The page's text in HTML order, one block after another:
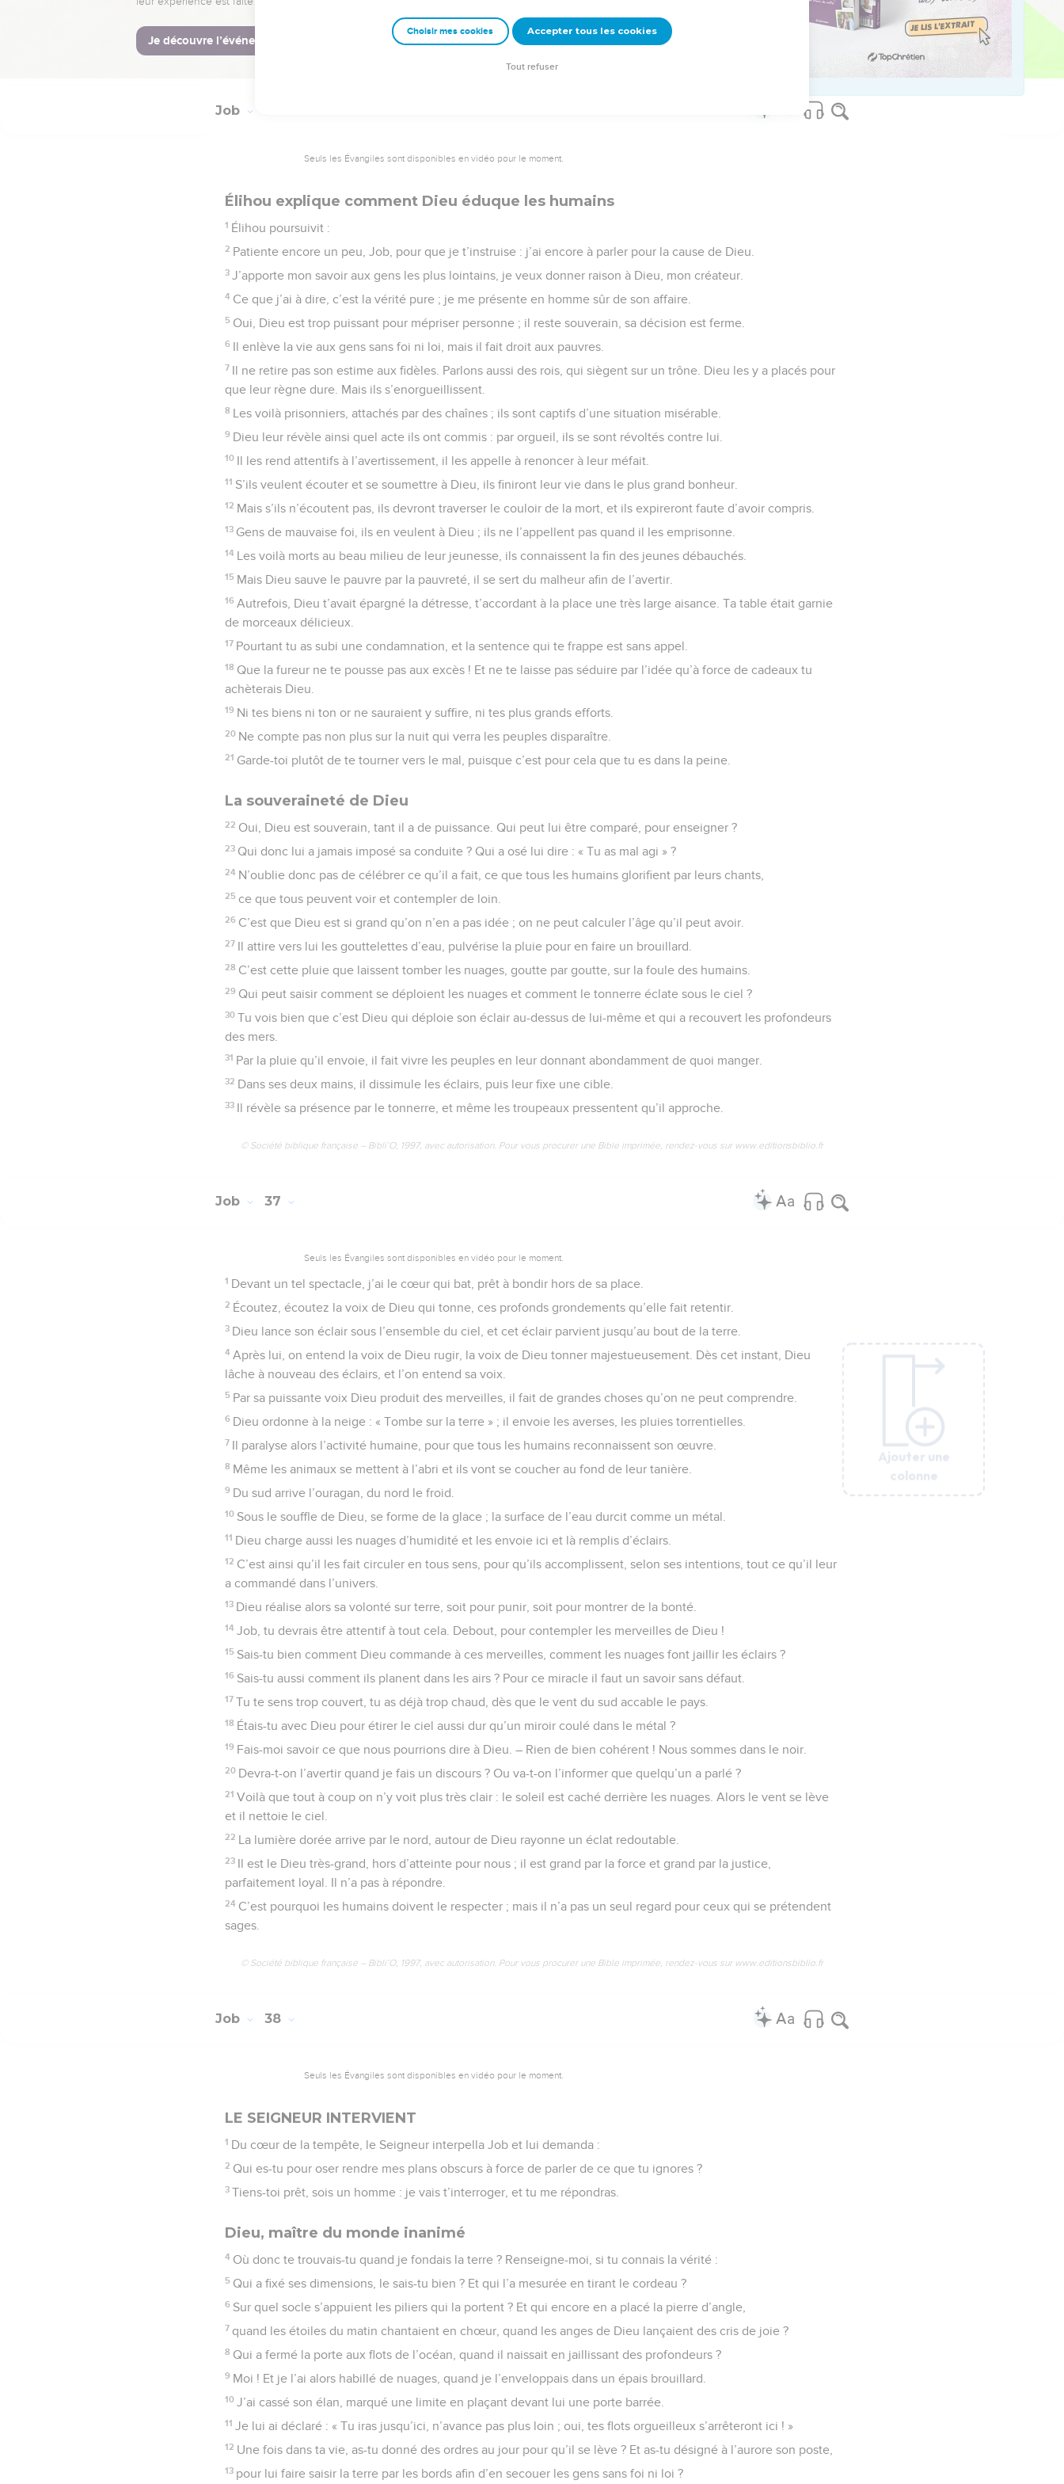
16 c’est que tout le discours de Job n’est que fumée ; il multiplie les mots sans savoir ce qu’il dit.
© Société biblique française – Bibli’O, 1997, avec autorisation. Pour vous procurer une Bible imprimée, rendez-vous sur www.editionsbiblio.fr
Ajouter une
colonne
Job
Seuls les Évangiles sont disponibles en vidéo pour le moment.
Élihou explique comment Dieu éduque les humains
1 Élihou poursuivit :
2 Patiente encore un peu, Job, pour que je t’instruise : j’ai encore à parler pour la cause de Dieu.
3 J’apporte mon savoir aux gens les plus lointains, je veux donner raison à Dieu, mon créateur.
4 Ce que j’ai à dire, c’est la vérité pure ; je me présente en homme sûr de son affaire.
5 Oui, Dieu est trop puissant pour mépriser personne ; il reste souverain, sa décision est ferme.
6 Il enlève la vie aux gens sans foi ni loi, mais il fait droit aux pauvres.
7 Il ne retire pas son estime aux fidèles. Parlons aussi des rois, qui siègent sur un trône. Dieu les y a placés pour
que leur règne dure. Mais ils s’enorgueillissent.
8 Les voilà prisonniers, attachés par des chaînes ; ils sont captifs d’une situation misérable.
9 Dieu leur révèle ainsi quel acte ils ont commis : par orgueil, ils se sont révoltés contre lui.
10 Il les rend attentifs à l’avertissement, il les appelle à renoncer à leur méfait.
11 S’ils veulent écouter et se soumettre à Dieu, ils finiront leur vie dans le plus grand bonheur.
12 Mais s’ils n’écoutent pas, ils devront traverser le couloir de la mort, et ils expireront faute d’avoir compris.
13 Gens de mauvaise foi, ils en veulent à Dieu ; ils ne l’appellent pas quand il les emprisonne.
14 Les voilà morts au beau milieu de leur jeunesse, ils connaissent la fin des jeunes débauchés.
15 Mais Dieu sauve le pauvre par la pauvreté, il se sert du malheur afin de l’avertir.
16 Autrefois, Dieu t’avait épargné la détresse, t’accordant à la place une très large aisance. Ta table était garnie
de morceaux délicieux.
17 Pourtant tu as subi une condamnation, et la sentence qui te frappe est sans appel.
18 Que la fureur ne te pousse pas aux excès ! Et ne te laisse pas séduire par l’idée qu’à force de cadeaux tu
achèterais Dieu.
19 Ni tes biens ni ton or ne sauraient y suffire, ni tes plus grands efforts.
20 Ne compte pas non plus sur la nuit qui verra les peuples disparaître.
21 Garde-toi plutôt de te tourner vers le mal, puisque c’est pour cela que tu es dans la peine.
La souveraineté de Dieu
22 Oui, Dieu est souverain, tant il a de puissance. Qui peut lui être comparé, pour enseigner ?
23 Qui donc lui a jamais imposé sa conduite ? Qui a osé lui dire : « Tu as mal agi » ?
24 N’oublie donc pas de célébrer ce qu’il a fait, ce que tous les humains glorifient par leurs chants,
25 ce que tous peuvent voir et contempler de loin.
26 C’est que Dieu est si grand qu’on n’en a pas idée ; on ne peut calculer l’âge qu’il peut avoir.
27 Il attire vers lui les gouttelettes d’eau, pulvérise la pluie pour en faire un brouillard.
28 C’est cette pluie que laissent tomber les nuages, goutte par goutte, sur la foule des humains.
29 Qui peut saisir comment se déploient les nuages et comment le tonnerre éclate sous le ciel ?
30 Tu vois bien que c’est Dieu qui déploie son éclair au-dessus de lui-même et qui a recouvert les profondeurs
des mers.
31 Par la pluie qu’il envoie, il fait vivre les peuples en leur donnant abondamment de quoi manger.
32 Dans ses deux mains, il dissimule les éclairs, puis leur fixe une cible.
33 Il révèle sa présence par le tonnerre, et même les troupeaux pressentent qu’il approche.
© Société biblique française – Bibli’O, 1997, avec autorisation. Pour vous procurer une Bible imprimée, rendez-vous sur www.editionsbiblio.fr
Ajouter une
colonne
Job 37
Seuls les Évangiles sont disponibles en vidéo pour le moment.
1 Devant un tel spectacle, j’ai le cœur qui bat, prêt à bondir hors de sa place.
2 Écoutez, écoutez la voix de Dieu qui tonne, ces profonds grondements qu’elle fait retentir.
3 Dieu lance son éclair sous l’ensemble du ciel, et cet éclair parvient jusqu’au bout de la terre.
4 Après lui, on entend la voix de Dieu rugir, la voix de Dieu tonner majestueusement. Dès cet instant, Dieu
lâche à nouveau des éclairs, et l’on entend sa voix.
5 Par sa puissante voix Dieu produit des merveilles, il fait de grandes choses qu’on ne peut comprendre.
6 Dieu ordonne à la neige : « Tombe sur la terre » ; il envoie les averses, les pluies torrentielles.
7 Il paralyse alors l’activité humaine, pour que tous les humains reconnaissent son œuvre.
8 Même les animaux se mettent à l’abri et ils vont se coucher au fond de leur tanière.
9 Du sud arrive l’ouragan, du nord le froid.
10 Sous le souffle de Dieu, se forme de la glace ; la surface de l’eau durcit comme un métal.
11 Dieu charge aussi les nuages d’humidité et les envoie ici et là remplis d’éclairs.
12 C’est ainsi qu’il les fait circuler en tous sens, pour qu’ils accomplissent, selon ses intentions, tout ce qu’il leur
a commandé dans l’univers.
13 Dieu réalise alors sa volonté sur terre, soit pour punir, soit pour montrer de la bonté.
14 Job, tu devrais être attentif à tout cela. Debout, pour contempler les merveilles de Dieu !
15 Sais-tu bien comment Dieu commande à ces merveilles, comment les nuages font jaillir les éclairs ?
16 Sais-tu aussi comment ils planent dans les airs ? Pour ce miracle il faut un savoir sans défaut.
17 Tu te sens trop couvert, tu as déjà trop chaud, dès que le vent du sud accable le pays.
18 Étais-tu avec Dieu pour étirer le ciel aussi dur qu’un miroir coulé dans le métal ?
19 Fais-moi savoir ce que nous pourrions dire à Dieu. – Rien de bien cohérent ! Nous sommes dans le noir.
20 Devra-t-on l’avertir quand je fais un discours ? Ou va-t-on l’informer que quelqu’un a parlé ?
21 Voilà que tout à coup on n’y voit plus très clair : le soleil est caché derrière les nuages. Alors le vent se lève
et il nettoie le ciel.
22 La lumière dorée arrive par le nord, autour de Dieu rayonne un éclat redoutable.
23 Il est le Dieu très-grand, hors d’atteinte pour nous ; il est grand par la force et grand par la justice,
parfaitement loyal. Il n’a pas à répondre.
24 C’est pourquoi les humains doivent le respecter ; mais il n’a pas un seul regard pour ceux qui se prétendent
sages.
© Société biblique française – Bibli’O, 1997, avec autorisation. Pour vous procurer une Bible imprimée, rendez-vous sur www.editionsbiblio.fr
Ajouter une
colonne
Job 38
Seuls les Évangiles sont disponibles en vidéo pour le moment.
LE SEIGNEUR INTERVIENT
1 Du cœur de la tempête, le Seigneur interpella Job et lui demanda :
2 Qui es-tu pour oser rendre mes plans obscurs à force de parler de ce que tu ignores ?
3 Tiens-toi prêt, sois un homme : je vais t’interroger, et tu me répondras.
Dieu, maître du monde inanimé
4 Où donc te trouvais-tu quand je fondais la terre ? Renseigne-moi, si tu connais la vérité :
5 Qui a fixé ses dimensions, le sais-tu bien ? Et qui l’a mesurée en tirant le cordeau ?
6 Sur quel socle s’appuient les piliers qui la portent ? Et qui encore en a placé la pierre d’angle,
7 quand les étoiles du matin chantaient en chœur, quand les anges de Dieu lançaient des cris de joie ?
8 Qui a fermé la porte aux flots de l’océan, quand il naissait en jaillissant des profondeurs ?
9 Moi ! Et je l’ai alors habillé de nuages, quand je l’enveloppais dans un épais brouillard.
10 J’ai cassé son élan, marqué une limite en plaçant devant lui une porte barrée.
11 Je lui ai déclaré : « Tu iras jusqu’ici, n’avance pas plus loin ; oui, tes flots orgueilleux s’arrêteront ici ! »
12 Une fois dans ta vie, as-tu donné des ordres au jour pour qu’il se lève ? Et as-tu désigné à l’aurore son poste,
13 pour lui faire saisir la terre par les bords afin d’en secouer les gens sans foi ni loi ?
Ajouter une
colonne
Ajouter une
colonne
Ajouter une
colonne
Choisir mes cookies Accepter tous les cookies
Tout refuser